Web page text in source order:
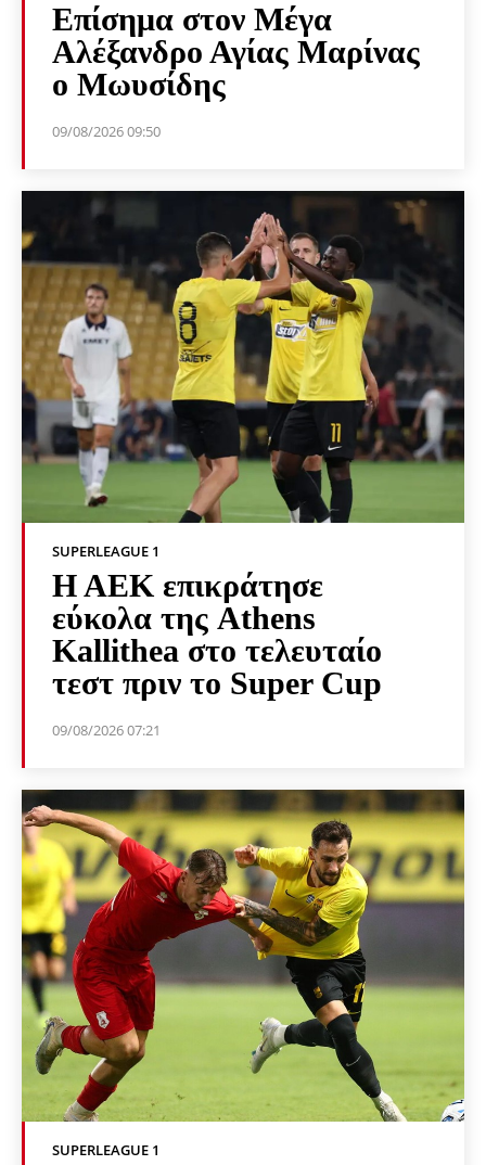
Επίσημα στον Μέγα
Αλέξανδρο Αγίας Μαρίνας
ο Μωυσίδης
09/08/2026 09:50
SUPERLEAGUE 1
Η ΑΕΚ επικράτησε
εύκολα της Athens
Kallithea στο τελευταίο
τεστ πριν το Super Cup
09/08/2026 07:21
SUPERLEAGUE 1